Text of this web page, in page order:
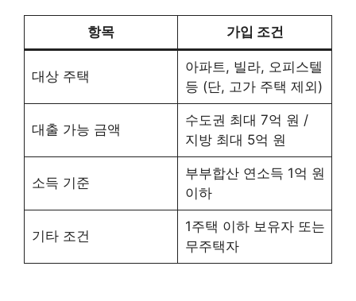
항목 가입 조건
대상 주택
아파트, 빌라, 오피스텔
등 (단, 고가 주택 제외)
대출 가능 금액
수도권 최대 7억 원 /
지방 최대 5억 원
소득 기준
부부합산 연소득 1억 원
이하
기타 조건
1주택 이하 보유자 또는
무주택자